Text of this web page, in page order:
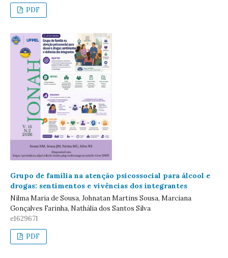
PDF
Grupo de família na atenção psicossocial para álcool e
drogas: sentimentos e vivências dos integrantes
Nilma Maria de Sousa, Johnatan Martins Sousa, Marciana
Gonçalves Farinha, Nathália dos Santos Silva
e1629671
PDF